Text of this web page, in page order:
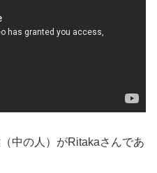
中の人）がRitakaさんであ